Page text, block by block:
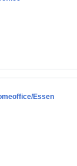
Essen